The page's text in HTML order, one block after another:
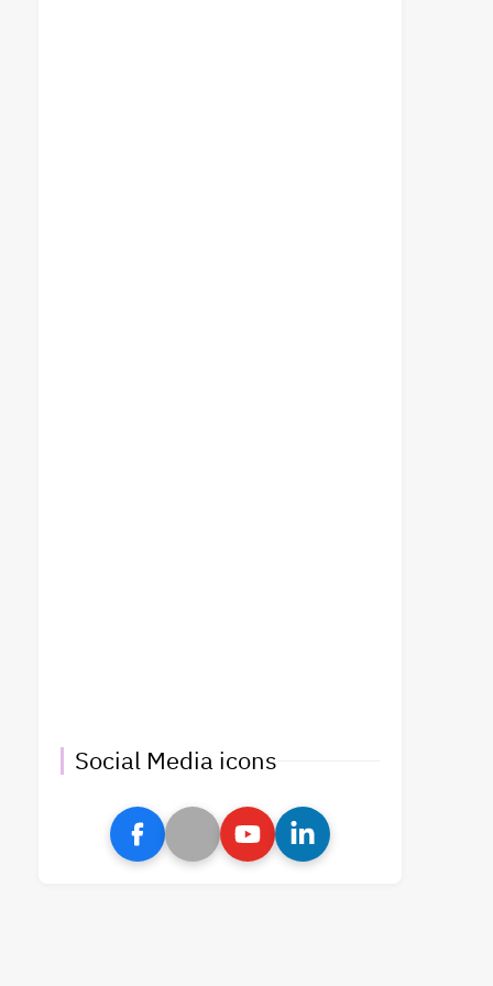
Social Media icons